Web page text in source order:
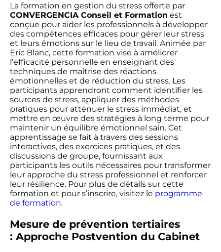
La formation en gestion du stress offerte par
CONVERGENCIA Conseil et Formation est
conçue pour aider les professionnels à développer
des compétences efficaces pour gérer leur stress
et leurs émotions sur le lieu de travail. Animée par
Eric Blanc, cette formation vise à améliorer
l’efficacité personnelle en enseignant des
techniques de maîtrise des réactions
émotionnelles et de réduction du stress. Les
participants apprendront comment identifier les
sources de stress, appliquer des méthodes
pratiques pour atténuer le stress immédiat, et
mettre en œuvre des stratégies à long terme pour
maintenir un équilibre émotionnel sain. Cet
apprentissage se fait à travers des sessions
interactives, des exercices pratiques, et des
discussions de groupe, fournissant aux
participants les outils nécessaires pour transformer
leur approche du stress professionnel et renforcer
leur résilience. Pour plus de détails sur cette
formation et pour s’inscrire, visitez le programme
de formation.
Mesure de prévention tertiaires
: Approche Postvention du Cabinet